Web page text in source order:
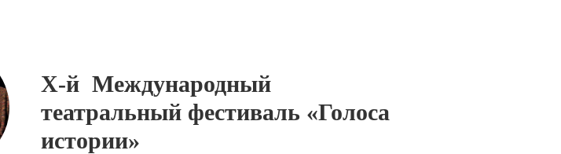
Х-й Международный
театральный фестиваль «Голоса
истории»